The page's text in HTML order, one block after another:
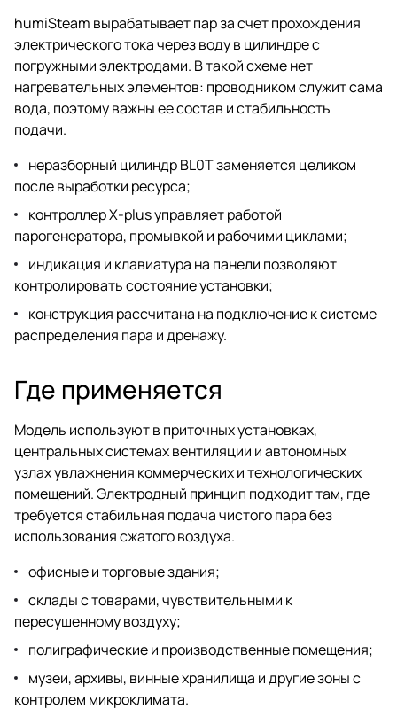
humiSteam вырабатывает пар за счет прохождения
электрического тока через воду в цилиндре с
погружными электродами. В такой схеме нет
нагревательных элементов: проводником служит сама
вода, поэтому важны ее состав и стабильность
подачи.
неразборный цилиндр BL0T заменяется целиком
после выработки ресурса;
контроллер X-plus управляет работой
парогенератора, промывкой и рабочими циклами;
индикация и клавиатура на панели позволяют
контролировать состояние установки;
конструкция рассчитана на подключение к системе
распределения пара и дренажу.
Где применяется
Модель используют в приточных установках,
центральных системах вентиляции и автономных
узлах увлажнения коммерческих и технологических
помещений. Электродный принцип подходит там, где
требуется стабильная подача чистого пара без
использования сжатого воздуха.
офисные и торговые здания;
склады с товарами, чувствительными к
пересушенному воздуху;
полиграфические и производственные помещения;
музеи, архивы, винные хранилища и другие зоны с
контролем микроклимата.